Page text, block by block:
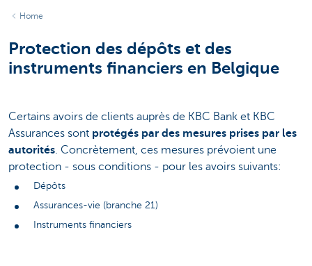
Home
Protection des dépôts et des
instruments financiers en Belgique
Certains avoirs de clients auprès de KBC Bank et KBC
Assurances sont protégés par des mesures prises par les
autorités. Concrètement, ces mesures prévoient une
protection - sous conditions - pour les avoirs suivants:
Dépôts
Assurances-vie (branche 21)
Instruments financiers